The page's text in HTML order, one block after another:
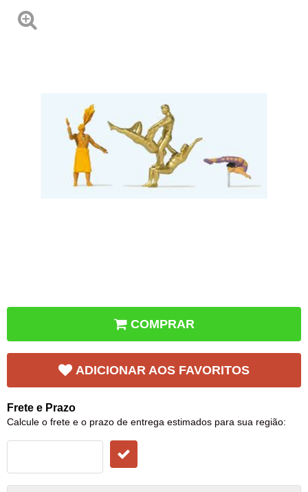
COMPRAR
ADICIONAR AOS FAVORITOS
Frete e Prazo
Calcule o frete e o prazo de entrega estimados para sua região: